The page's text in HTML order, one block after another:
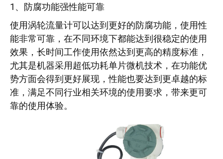
1、防腐功能强性能可靠
使用涡轮流量计可以达到更好的防腐功能，使用性
能非常可靠，在不同环境下都能达到很稳定的使用
效果，长时间工作使用依然达到更高的精度标准，
尤其是机器采用超低功耗单片微机技术，在功能优
势方面会得到更好展现，性能也要达到更卓越的标
准，满足不同行业相关环境的使用要求，带来更可
靠的使用体验。